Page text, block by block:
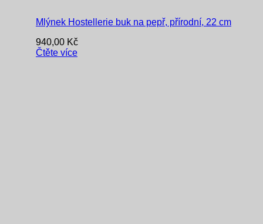
Mlýnek Hostellerie buk na pepř, přírodní, 22 cm
940,00 Kč
Čtěte více